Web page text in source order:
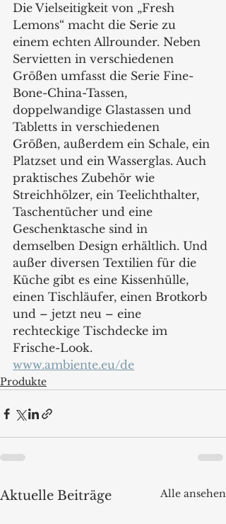
Die Vielseitigkeit von „Fresh
Lemons“ macht die Serie zu
einem echten Allrounder. Neben
Servietten in verschiedenen
Größen umfasst die Serie Fine-
Bone-China-Tassen,
doppelwandige Glastassen und
Tabletts in verschiedenen
Größen, außerdem ein Schale, ein
Platzset und ein Wasserglas. Auch
praktisches Zubehör wie
Streichhölzer, ein Teelichthalter,
Taschentücher und eine
Geschenktasche sind in
demselben Design erhältlich. Und
außer diversen Textilien für die
Küche gibt es eine Kissenhülle,
einen Tischläufer, einen Brotkorb
und – jetzt neu – eine
rechteckige Tischdecke im
Frische-Look.
www.ambiente.eu/de
Produkte
Aktuelle Beiträge Alle ansehen